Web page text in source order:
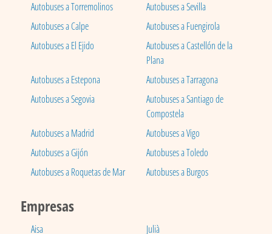
Autobuses a Torremolinos
Autobuses a Sevilla
Autobuses a Calpe
Autobuses a Fuengirola
Autobuses a El Ejido
Autobuses a Castellón de la
Plana
Autobuses a Estepona
Autobuses a Tarragona
Autobuses a Segovia
Autobuses a Santiago de
Compostela
Autobuses a Madrid
Autobuses a Vigo
Autobuses a Gijón
Autobuses a Toledo
Autobuses a Roquetas de Mar
Autobuses a Burgos
Empresas
Aisa
Julià